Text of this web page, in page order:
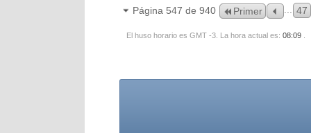
Página 547 de 940
Primer 47
El huso horario es GMT -3. La hora actual es: 08:09